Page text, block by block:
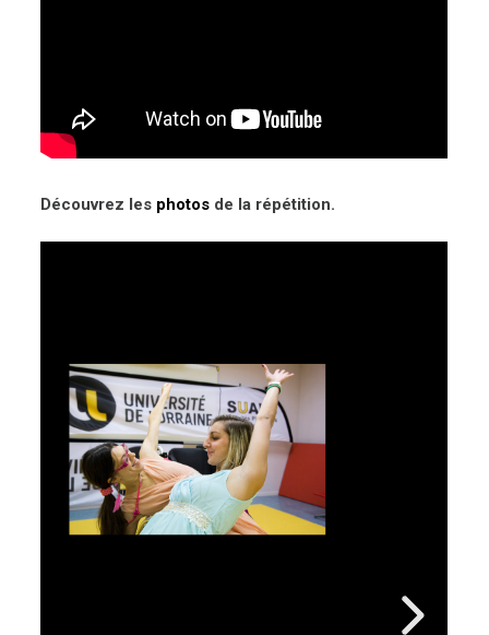
Découvrez les photos de la répétition.